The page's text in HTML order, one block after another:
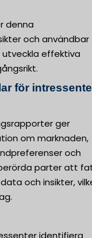
denna
och användbar
effektiva
för
ger
om marknaden,
och
parter att
och insikter,
identifiera